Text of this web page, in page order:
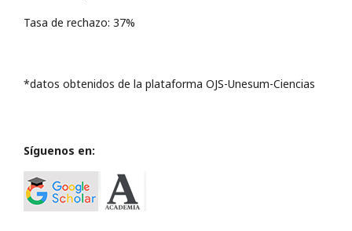
Tasa de rechazo: 37%
*datos obtenidos de la plataforma OJS-Unesum-Ciencias
Síguenos en: